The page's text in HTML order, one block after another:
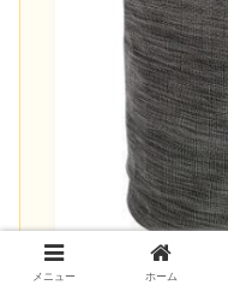
メニュー ホーム